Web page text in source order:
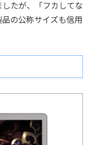
たが、「フカしてな
の公称サイズも信用